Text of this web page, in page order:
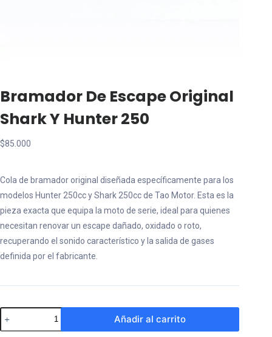
Bramador De Escape Original
Shark Y Hunter 250
$85.000
Cola de bramador original diseñada específicamente para los
modelos Hunter 250cc y Shark 250cc de Tao Motor. Esta es la
pieza exacta que equipa la moto de serie, ideal para quienes
necesitan renovar un escape dañado, oxidado o roto,
recuperando el sonido característico y la salida de gases
definida por el fabricante.
de
Añadir al carrito